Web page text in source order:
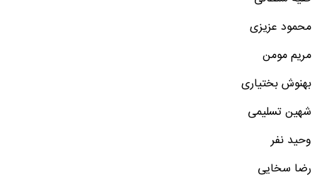
محمود عزیزی
مریم مومن
بهنوش بختیاری
شهین تسلیمی
وحید نفر
رضا سخایی